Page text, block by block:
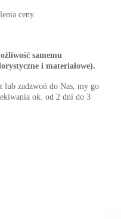
ceny.
samemu
i materiałowe).
lub zadzwoń do Nas, my go
ok. od 2 dni do 3